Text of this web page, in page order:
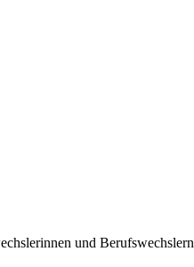
und Berufswechslern